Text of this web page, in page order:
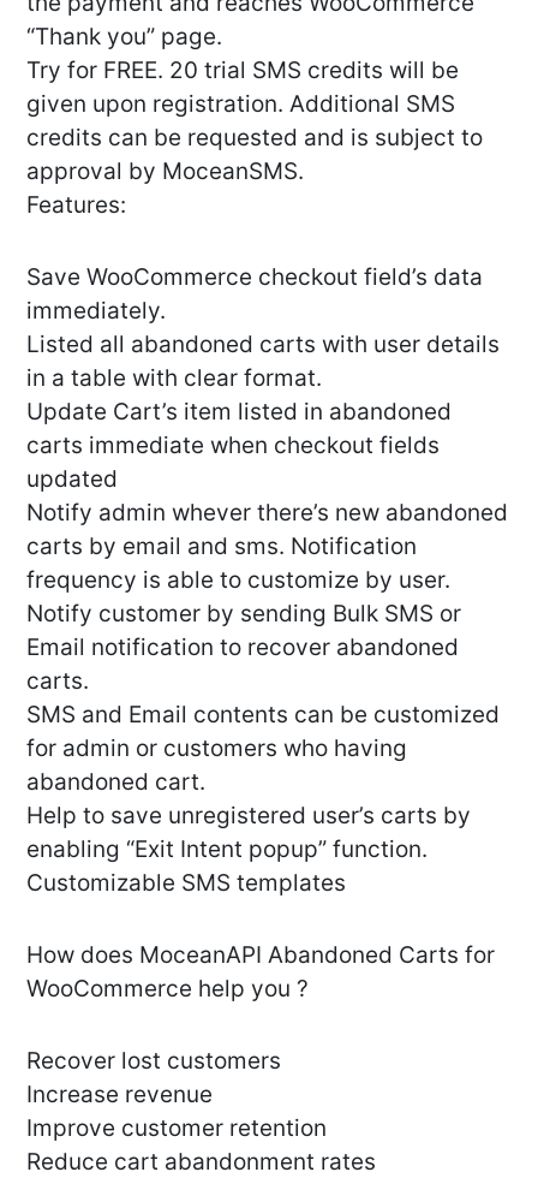
“Thank you” page.
Try for FREE. 20 trial SMS credits will be
given upon registration. Additional SMS
credits can be requested and is subject to
approval by MoceanSMS.
Features:
Save WooCommerce checkout field’s data
immediately.
Listed all abandoned carts with user details
in a table with clear format.
Update Cart’s item listed in abandoned
carts immediate when checkout fields
updated
Notify admin whever there’s new abandoned
carts by email and sms. Notification
frequency is able to customize by user.
Notify customer by sending Bulk SMS or
Email notification to recover abandoned
carts.
SMS and Email contents can be customized
for admin or customers who having
abandoned cart.
Help to save unregistered user’s carts by
enabling “Exit Intent popup” function.
Customizable SMS templates
How does MoceanAPI Abandoned Carts for
WooCommerce help you ?
Recover lost customers
Increase revenue
Improve customer retention
Reduce cart abandonment rates